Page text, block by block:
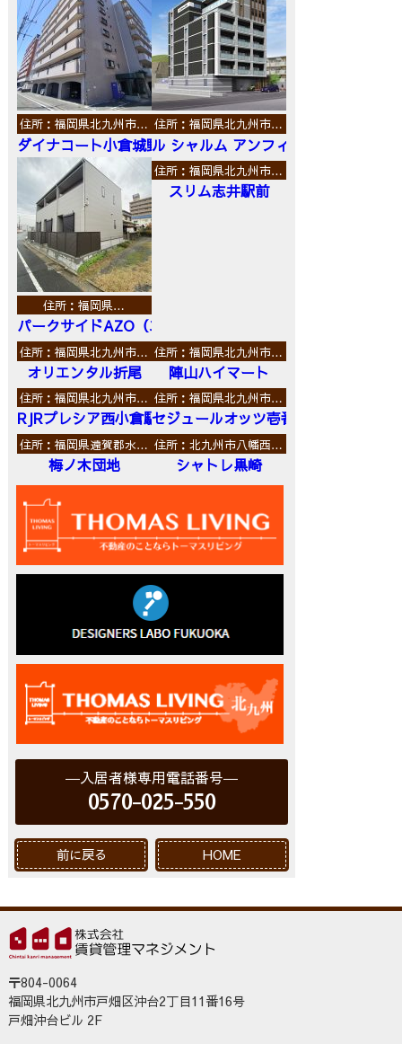
住所：福岡県北九州市…
ダイナコート小倉城野
住所：福岡県北九州市…
ル シャルム アンフィニ
住所：福岡県…
パークサイドAZO（エーゼットオー）
住所：福岡県北九州市…
スリム志井駅前
住所：福岡県北九州市…
オリエンタル折尾
住所：福岡県北九州市…
陣山ハイマート
住所：福岡県北九州市…
RJRプレシア西小倉駅前
住所：福岡県北九州市…
セジュールオッツ壱番館
住所：福岡県遠賀郡水…
梅ノ木団地
住所：北九州市八幡西…
シャトレ黒崎
入居者様専用電話番号
0570-025-550
前に戻る HOME
〒804-0064
福岡県北九州市戸畑区沖台2丁目11番16号
戸畑沖台ビル 2F